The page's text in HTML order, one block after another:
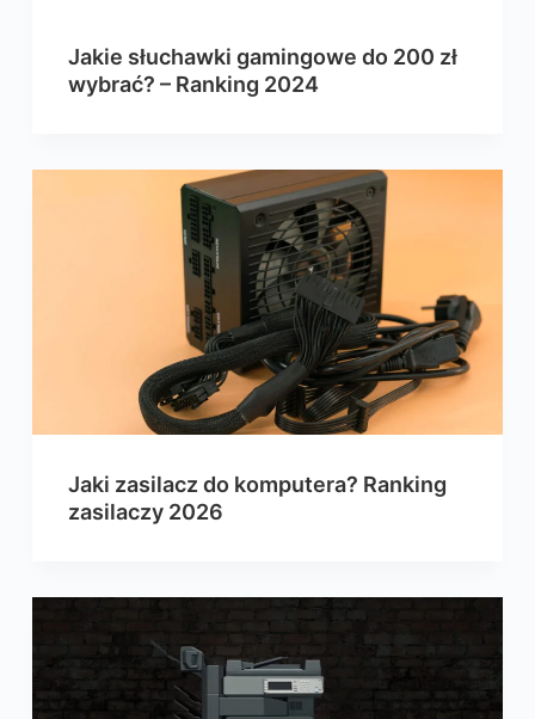
Jakie słuchawki gamingowe do 200 zł
wybrać? – Ranking 2024
Jaki zasilacz do komputera? Ranking
zasilaczy 2026